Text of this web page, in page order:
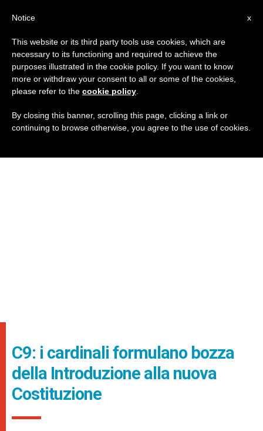
C9: i cardinali formulano bozza
della Introduzione alla nuova
Costituzione
x
Notice
This website or its third party tools use cookies, which are
necessary to its functioning and required to achieve the
purposes illustrated in the cookie policy. If you want to know
more or withdraw your consent to all or some of the cookies,
please refer to the cookie policy
By closing this banner, scrolling this page, clicking a link or
continuing to browse otherwise, you agree to the use of cookies.